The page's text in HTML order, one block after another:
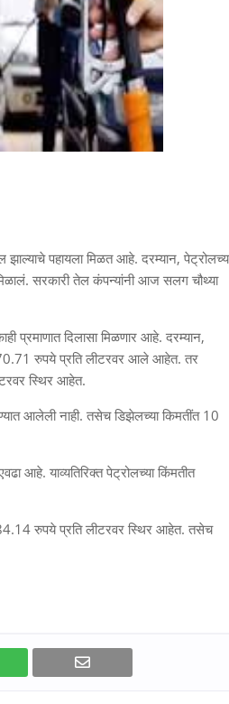
झाल्याचे पहायला मिळत आहे. दरम्यान,
सरकारी तेल कंपन्यांनी आज सलग चौथ्या
प्रमाणात दिलासा मिळणार आहे. दरम्यान,
70.71 रुपये प्रति लीटरवर आले आहेत. तर
स्थिर आहेत.
आलेली नाही. तसेच डिझेलच्या किमतींत 10
आहे. याव्यतिरिक्त पेट्रोलच्या किंमतीत
रुपये प्रति लीटरवर स्थिर आहेत. तसेच